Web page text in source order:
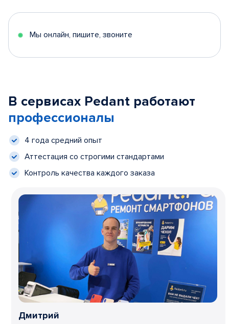
Мы онлайн, пишите, звоните
В сервисах Pedant работают
профессионалы
4 года средний опыт
Аттестация со строгими стандартами
Контроль качества каждого заказа
Дмитрий